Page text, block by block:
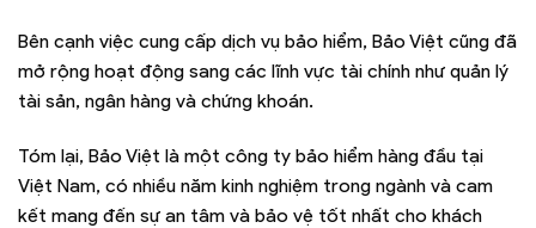
Bên cạnh việc cung cấp dịch vụ bảo hiểm, Bảo Việt cũng đã
mở rộng hoạt động sang các lĩnh vực tài chính như quản lý
tài sản, ngân hàng và chứng khoán.
Tóm lại, Bảo Việt là một công ty bảo hiểm hàng đầu tại
Việt Nam, có nhiều năm kinh nghiệm trong ngành và cam
kết mang đến sự an tâm và bảo vệ tốt nhất cho khách